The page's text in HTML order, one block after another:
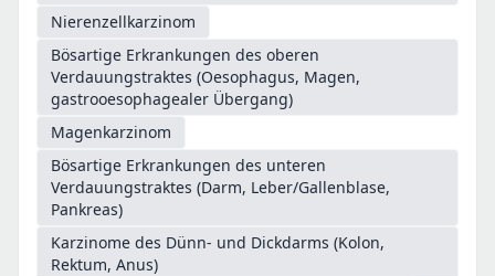
Nierenzellkarzinom
Bösartige Erkrankungen des oberen
Verdauungstraktes (Oesophagus, Magen,
gastrooesophagealer Übergang)
Magenkarzinom
Bösartige Erkrankungen des unteren
Verdauungstraktes (Darm, Leber/Gallenblase,
Pankreas)
Karzinome des Dünn- und Dickdarms (Kolon,
Rektum, Anus)